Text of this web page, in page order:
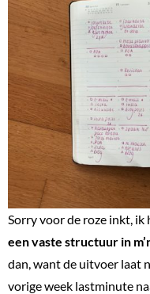
Sorry voor de roze inkt, ik
een vaste structuur in
dan, want de uitvoer laat
vorige week lastminute